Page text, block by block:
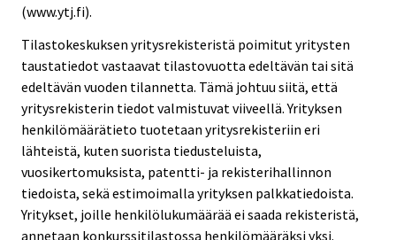
(www.ytj.fi).
Tilastokeskuksen yritysrekisteristä poimitut yritysten
taustatiedot vastaavat tilastovuotta edeltävän tai sitä
edeltävän vuoden tilannetta. Tämä johtuu siitä, että
yritysrekisterin tiedot valmistuvat viiveellä. Yrityksen
henkilömäärätieto tuotetaan yritysrekisteriin eri
lähteistä, kuten suorista tiedusteluista,
vuosikertomuksista, patentti- ja rekisterihallinnon
tiedoista, sekä estimoimalla yrityksen palkkatiedoista.
Yritykset, joille henkilölukumäärää ei saada rekisteristä,
annetaan konkurssitilastossa henkilömääräksi yksi.